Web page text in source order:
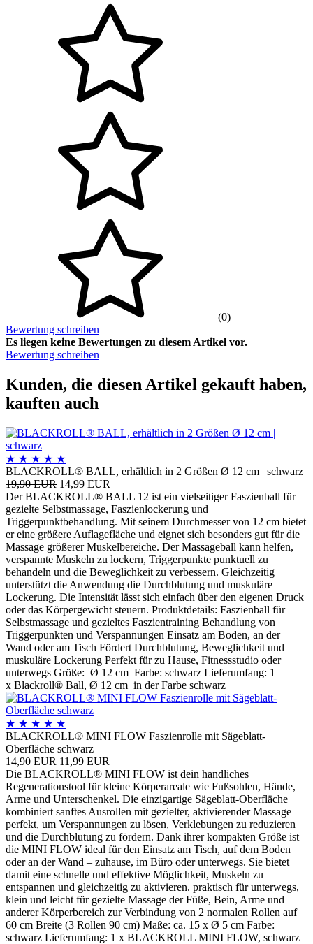
(0)
Bewertung schreiben
Es liegen keine Bewertungen zu diesem Artikel vor.
Bewertung schreiben
Kunden, die diesen Artikel gekauft haben,
kauften auch
★ ★ ★ ★ ★
BLACKROLL® BALL, erhältlich in 2 Größen Ø 12 cm | schwarz
19,90 EUR 14,99 EUR
Der BLACKROLL® BALL 12 ist ein vielseitiger Faszienball für
gezielte Selbstmassage, Faszienlockerung und
Triggerpunktbehandlung. Mit seinem Durchmesser von 12 cm bietet
er eine größere Auflagefläche und eignet sich besonders gut für die
Massage größerer Muskelbereiche. Der Massageball kann helfen,
verspannte Muskeln zu lockern, Triggerpunkte punktuell zu
behandeln und die Beweglichkeit zu verbessern. Gleichzeitig
unterstützt die Anwendung die Durchblutung und muskuläre
Lockerung. Die Intensität lässt sich einfach über den eigenen Druck
oder das Körpergewicht steuern. Produktdetails: Faszienball für
Selbstmassage und gezieltes Faszientraining Behandlung von
Triggerpunkten und Verspannungen Einsatz am Boden, an der
Wand oder am Tisch Fördert Durchblutung, Beweglichkeit und
muskuläre Lockerung Perfekt für zu Hause, Fitnessstudio oder
unterwegs Größe: Ø 12 cm Farbe: schwarz Lieferumfang: 1
x Blackroll® Ball, Ø 12 cm in der Farbe schwarz
★ ★ ★ ★ ★
BLACKROLL® MINI FLOW Faszienrolle mit Sägeblatt-
Oberfläche schwarz
14,90 EUR 11,99 EUR
Die BLACKROLL® MINI FLOW ist dein handliches
Regenerationstool für kleine Körperareale wie Fußsohlen, Hände,
Arme und Unterschenkel. Die einzigartige Sägeblatt-Oberfläche
kombiniert sanftes Ausrollen mit gezielter, aktivierender Massage –
perfekt, um Verspannungen zu lösen, Verklebungen zu reduzieren
und die Durchblutung zu fördern. Dank ihrer kompakten Größe ist
die MINI FLOW ideal für den Einsatz am Tisch, auf dem Boden
oder an der Wand – zuhause, im Büro oder unterwegs. Sie bietet
damit eine schnelle und effektive Möglichkeit, Muskeln zu
entspannen und gleichzeitig zu aktivieren. praktisch für unterwegs,
klein und leicht für gezielte Massage der Füße, Bein, Arme und
anderer Körperbereich zur Verbindung von 2 normalen Rollen auf
60 cm Breite (3 Rollen 90 cm) Maße: ca. 15 x Ø 5 cm Farbe:
schwarz Lieferumfang: 1 x BLACKROLL MINI FLOW, schwarz